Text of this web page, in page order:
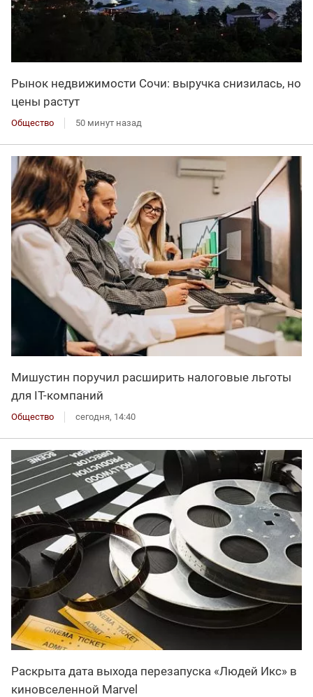
Рынок недвижимости Сочи: выручка снизилась, но
цены растут
Общество 50 минут назад
Мишустин поручил расширить налоговые льготы
для IT-компаний
Общество сегодня, 14:40
Раскрыта дата выхода перезапуска «Людей Икс» в
киновселенной Marvel